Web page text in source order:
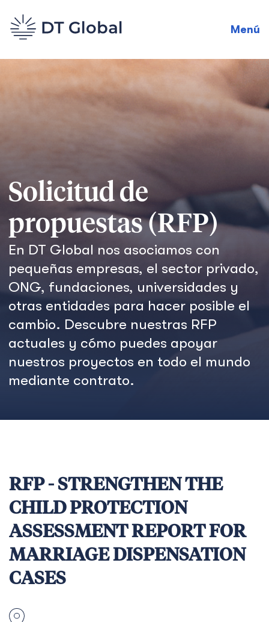
Menú
Solicitud de
propuestas (RFP)
En DT Global nos asociamos con
pequeñas empresas, el sector privado,
ONG, fundaciones, universidades y
otras entidades para hacer posible el
cambio. Descubre nuestras RFP
actuales y cómo puedes apoyar
nuestros proyectos en todo el mundo
mediante contrato.
RFP - STRENGTHEN THE
CHILD PROTECTION
ASSESSMENT REPORT FOR
MARRIAGE DISPENSATION
CASES